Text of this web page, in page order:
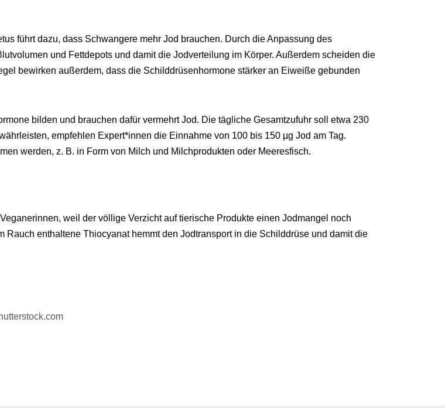
führt dazu, dass Schwangere mehr Jod brauchen. Durch die Anpassung des
und Fettdepots und damit die Jodverteilung im Körper. Außerdem scheiden die
bewirken außerdem, dass die Schilddrüsenhormone stärker an Eiweiße gebunden
bilden und brauchen dafür vermehrt Jod. Die tägliche Gesamtzufuhr soll etwa 230
empfehlen Expert*innen die Einnahme von 100 bis 150 µg Jod am Tag.
werden, z. B. in Form von Milch und Milchprodukten oder Meeresfisch.
weil der völlige Verzicht auf tierische Produkte einen Jodmangel noch
enthaltene Thiocyanat hemmt den Jodtransport in die Schilddrüse und damit die